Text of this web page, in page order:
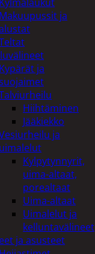
Makuupussit ja
Kypärät ja
Hiihtäminen
Jääkiekko
ja
uimalelut
Kylpytynnyrit,
uima-altaat,
porealtaat
Uima-altaat
Uimalelut ja
kelluntavälineet
ja asusteet